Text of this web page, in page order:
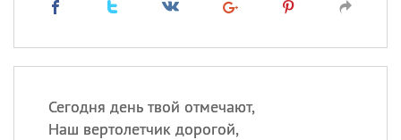
Сегодня день твой отмечают,
Наш вертолетчик дорогой,